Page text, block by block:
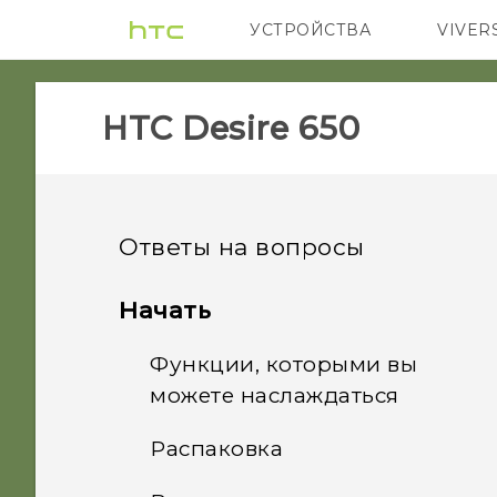
УСТРОЙСТВА
5G
HTC Desire 650‎
Ответы на вопросы
GETTING STARTED
Что делать, если мой
телефон не включается?
Как перезагрузить
Начать
Функции, которыми вы
можете наслаждаться
Что изменилось в
Распаковка